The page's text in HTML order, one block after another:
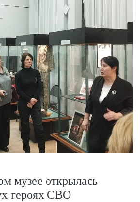
музее открылась
героях СВО